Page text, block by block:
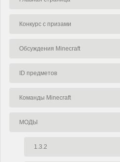
Конкурс с призами
Обсуждения Minecraft
ID предметов
Команды Minecraft
МОДЫ
1.3.2